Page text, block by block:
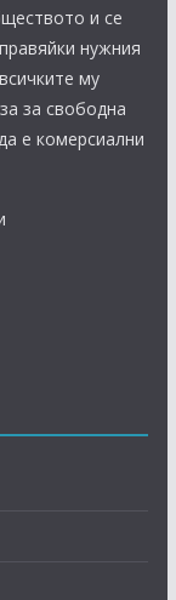
и се
нужния
му
за свободна
е комерсиални